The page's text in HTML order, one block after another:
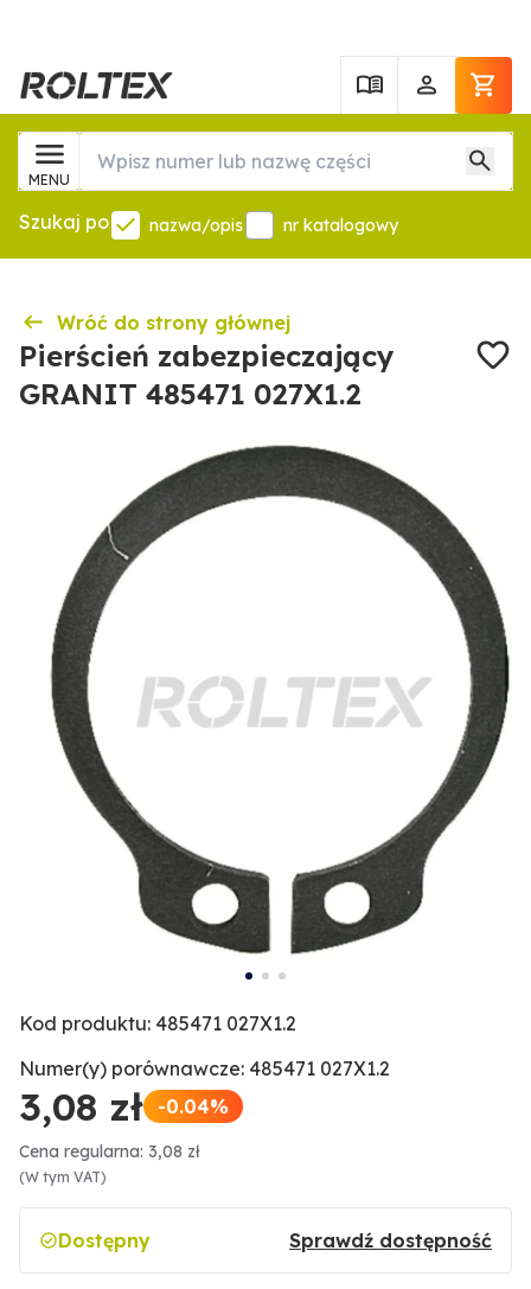
MENU
Szukaj po nazwa/opis nr katalogowy
Wróć do strony głównej
Pierścień zabezpieczający
GRANIT 485471 027X1.2
Kod produktu: 485471 027X1.2
Numer(y) porównawcze: 485471 027X1.2
3,08 zł -0.04%
Cena regularna: 3,08 zł
(W tym VAT)
Dostępny Sprawdź dostępność